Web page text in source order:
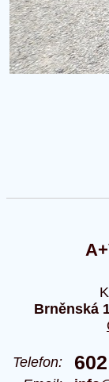
Brněnská
Telefon: